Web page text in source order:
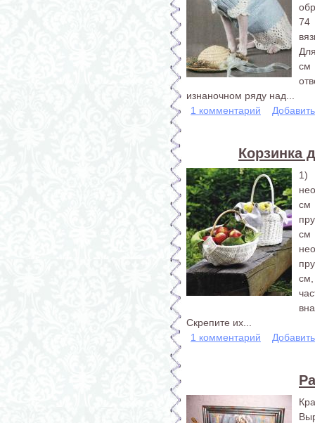
74
см
изнаночном ряду над...
1 комментарий
Корзинка
1)
см
см
Скрепите их...
1 комментарий